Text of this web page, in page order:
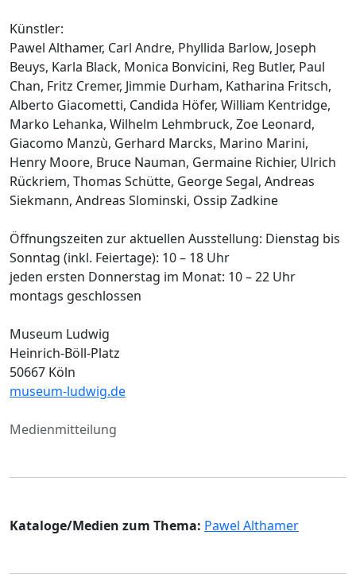
Künstler:
Pawel Althamer, Carl Andre, Phyllida Barlow, Joseph
Beuys, Karla Black, Monica Bonvicini, Reg Butler, Paul
Chan, Fritz Cremer, Jimmie Durham, Katharina Fritsch,
Alberto Giacometti, Candida Höfer, William Kentridge,
Marko Lehanka, Wilhelm Lehmbruck, Zoe Leonard,
Giacomo Manzù, Gerhard Marcks, Marino Marini,
Henry Moore, Bruce Nauman, Germaine Richier, Ulrich
Rückriem, Thomas Schütte, George Segal, Andreas
Siekmann, Andreas Slominski, Ossip Zadkine
Öffnungszeiten zur aktuellen Ausstellung: Dienstag bis
Sonntag (inkl. Feiertage): 10 – 18 Uhr
jeden ersten Donnerstag im Monat: 10 – 22 Uhr
montags geschlossen
Museum Ludwig
Heinrich-Böll-Platz
50667 Köln
museum-ludwig.de
Medienmitteilung
Kataloge/Medien zum Thema: Pawel Althamer